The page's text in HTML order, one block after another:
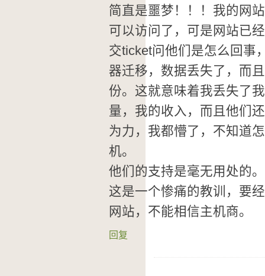
简直是噩梦！！！我的网
可以访问了，可是网站已
交ticket问他们是怎么回事
器迁移，数据丢失了，而
份。这就意味着我丢失了
量，我的收入，而且他们
为力，我都懵了，不知道
机。
他们的支持是毫无用处的
这是一个惨痛的教训，要
网站，不能相信主机商。
回复